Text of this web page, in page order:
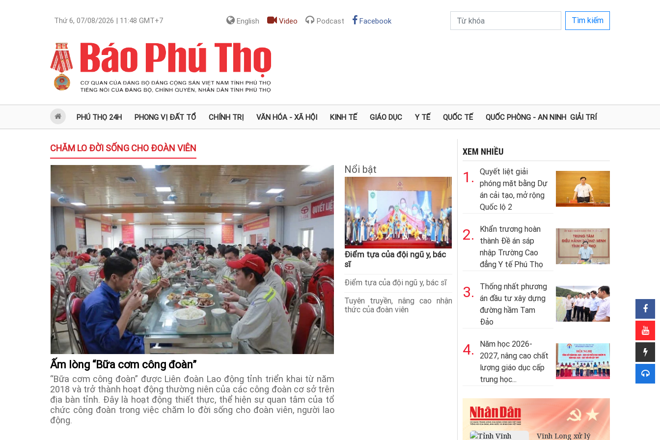
Thứ 6, 07/08/2026 | 11:48 GMT+7 English Video Podcast Facebook Tìm kiếm
PHÚ THỌ 24H PHONG VỊ ĐẤT TỔ CHÍNH TRỊ VĂN HÓA - XÃ HỘI KINH TẾ GIÁO DỤC Y TẾ QUỐC TẾ QUỐC PHÒNG - AN NINH GIẢI TRÍ
CHĂM LO ĐỜI SỐNG CHO ĐOÀN VIÊN
Ấm lòng “Bữa cơm công đoàn”
“Bữa cơm công đoàn” được Liên đoàn Lao động tỉnh triển khai từ năm
2018 và trở thành hoạt động thường niên của các công đoàn cơ sở trên
địa bàn tỉnh. Đây là hoạt động thiết thực, thể hiện sự quan tâm của tổ
chức công đoàn trong việc chăm lo đời sống cho đoàn viên, người lao
động.
Nổi bật
Điểm tựa của đội ngũ y, bác
sĩ
Điểm tựa của đội ngũ y, bác sĩ
Tuyên truyền, nâng cao nhận
thức của đoàn viên
XEM NHIỀU
1.
Quyết liệt giải
phóng mặt bằng Dự
án cải tạo, mở rộng
Quốc lộ 2
2.
Khẩn trương hoàn
thành Đề án sáp
nhập Trường Cao
đẳng Y tế Phú Thọ
3.
Thống nhất phương
án đầu tư xây dựng
đường hầm Tam
Đảo
4.
Năm học 2026-
2027, nâng cao chất
lượng giáo dục cấp
trung học...